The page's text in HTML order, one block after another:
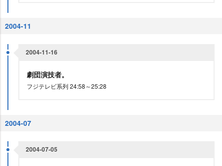
2004-11
2004-11-16
劇団演技者。
フジテレビ系列 24:58～25:28
2004-07
2004-07-05